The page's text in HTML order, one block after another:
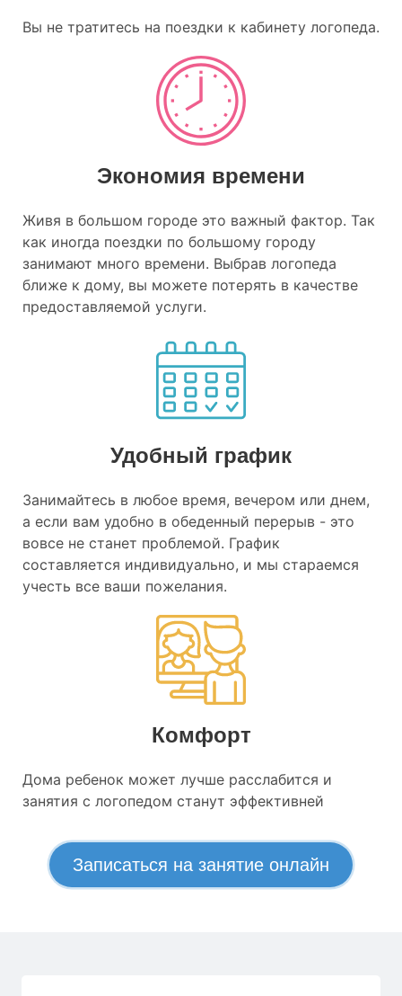
Вы не тратитесь на поездки к кабинету логопеда.
Экономия времени
Живя в большом городе это важный фактор. Так
как иногда поездки по большому городу
занимают много времени. Выбрав логопеда
ближе к дому, вы можете потерять в качестве
предоставляемой услуги.
Удобный график
Занимайтесь в любое время, вечером или днем,
а если вам удобно в обеденный перерыв - это
вовсе не станет проблемой. График
составляется индивидуально, и мы стараемся
учесть все ваши пожелания.
Комфорт
Дома ребенок может лучше расслабится и
занятия с логопедом станут эффективней
Записаться на занятие онлайн